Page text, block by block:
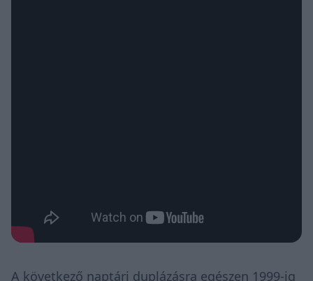
A következő naptári duplázásra egészen 1999-ig